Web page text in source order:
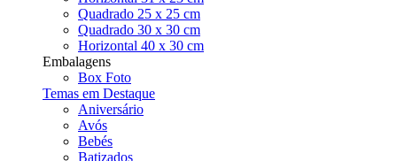
Quadrado 25 x 25 cm
Quadrado 30 x 30 cm
Horizontal 40 x 30 cm
Embalagens
Box Foto
Temas em Destaque
Aniversário
Avós
Bebés
Batizados